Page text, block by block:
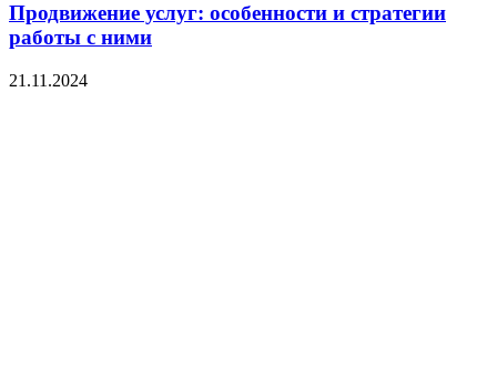
Продвижение услуг: особенности и стратегии
работы с ними
21.11.2024